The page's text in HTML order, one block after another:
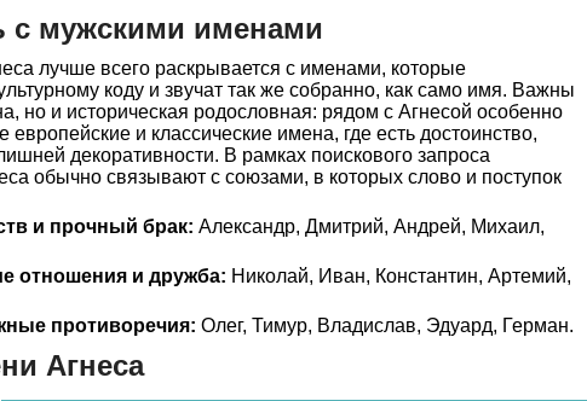
с мужскими именами
лучше всего раскрывается с именами, которые
коду и звучат так же собранно, как само имя. Важны
но и историческая родословная: рядом с Агнесой особенно
и классические имена, где есть достоинство,
декоративности. В рамках поискового запроса
обычно связывают с союзами, в которых слово и поступок
и прочный брак: Александр, Дмитрий, Андрей, Михаил,
отношения и дружба: Николай, Иван, Константин, Артемий,
противоречия: Олег, Тимур, Владислав, Эдуард, Герман.
Агнеса